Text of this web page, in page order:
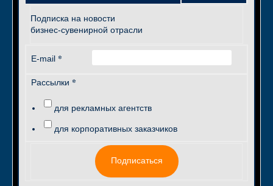
Подписка на новости
бизнес-сувенирной отрасли
E-mail *
Рассылки *
для рекламных агентств
для корпоративных заказчиков
Подписаться